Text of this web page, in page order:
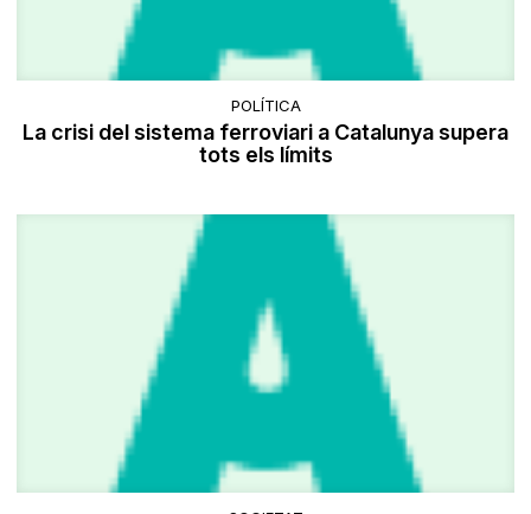
POLÍTICA
La crisi del sistema ferroviari a Catalunya supera
tots els límits